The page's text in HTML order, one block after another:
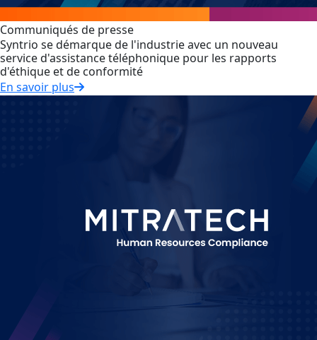
Communiqués de presse
Syntrio se démarque de l'industrie avec un nouveau
service d'assistance téléphonique pour les rapports
d'éthique et de conformité
En savoir plus